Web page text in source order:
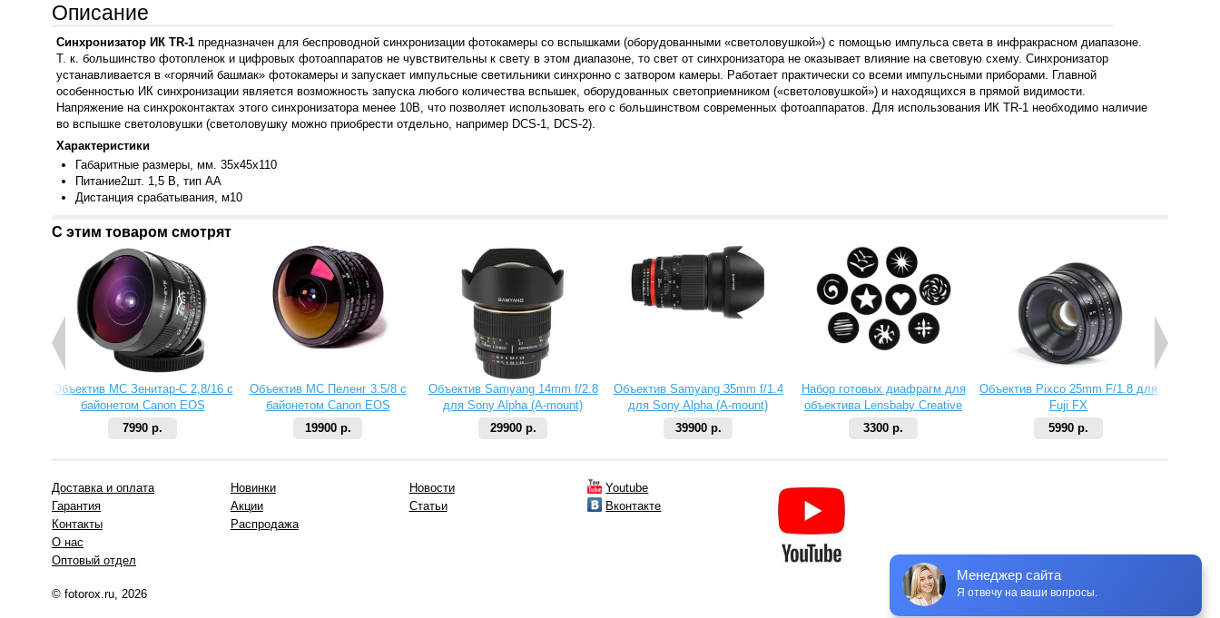
Описание
Синхронизатор ИК TR-1 предназначен для беспроводной синхронизации фотокамеры со вспышками (оборудованными «светоловушкой») с помощью импульса света в инфракрасном диапазоне.
Т. к. большинство фотопленок и цифровых фотоаппаратов не чувствительны к свету в этом диапазоне, то свет от синхронизатора не оказывает влияние на световую схему. Синхронизатор
устанавливается в «горячий башмак» фотокамеры и запускает импульсные светильники синхронно с затвором камеры. Работает практически со всеми импульсными приборами. Главной
особенностью ИК синхронизации является возможность запуска любого количества вспышек, оборудованных светоприемником («светоловушкой») и находящихся в прямой видимости.
Напряжение на синхроконтактах этого синхронизатора менее 10В, что позволяет использовать его с большинством современных фотоаппаратов. Для использования ИК TR-1 необходимо наличие
во вспышке светоловушки (светоловушку можно приобрести отдельно, например DCS-1, DCS-2).
Характеристики
Габаритные размеры, мм. 35х45х110
Питание2шт. 1,5 В, тип АА
Дистанция срабатывания, м10
С этим товаром смотрят
Объектив МС Зенитар-C 2,8/16 с
байонетом Canon EOS
7990 р.
Объектив МС Пеленг 3.5/8 с
байонетом Canon EOS
19900 р.
Объектив Samyang 14mm f/2.8
для Sony Alpha (A-mount)
29900 р.
Объектив Samyang 35mm f/1.4
для Sony Alpha (A-mount)
39900 р.
Набор готовых диафрагм для
объектива Lensbaby Creative
Aperture Kit 2
3300 р.
Объектив Pixco 25mm F/1.8 для
Fuji FX
5990 р.
Доставка и оплата
Гарантия
Контакты
О нас
Оптовый отдел
Новинки
Акции
Распродажа
Новости
Статьи
Youtube
Вконтакте
© fotorox.ru, 2026
Менеджер сайта
Я отвечу на ваши вопросы.